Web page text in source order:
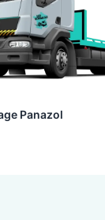
Panazol